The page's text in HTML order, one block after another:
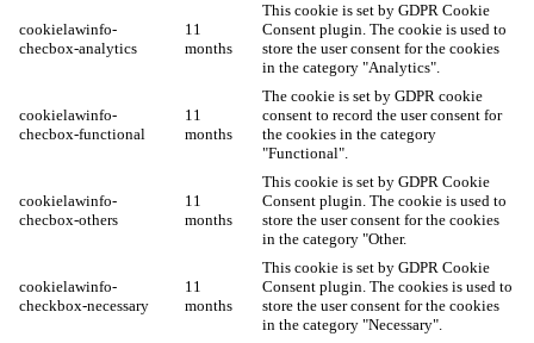
cookielawinfo-
checbox-analytics
11
months
This cookie is set by GDPR Cookie
Consent plugin. The cookie is used to
store the user consent for the cookies
in the category "Analytics".
cookielawinfo-
checbox-functional
11
months
The cookie is set by GDPR cookie
consent to record the user consent for
the cookies in the category
"Functional".
cookielawinfo-
checbox-others
11
months
This cookie is set by GDPR Cookie
Consent plugin. The cookie is used to
store the user consent for the cookies
in the category "Other.
cookielawinfo-
checkbox-necessary
11
months
This cookie is set by GDPR Cookie
Consent plugin. The cookies is used to
store the user consent for the cookies
in the category "Necessary".